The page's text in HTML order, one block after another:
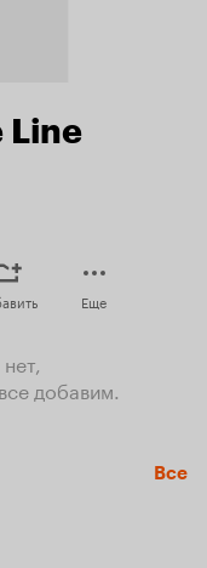
Line
Еще
добавим.
Все